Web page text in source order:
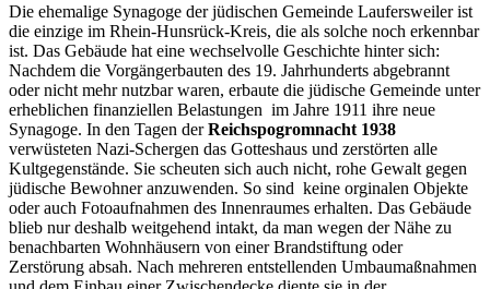
Die ehemalige Synagoge der jüdischen Gemeinde Laufersweiler ist
die einzige im Rhein-Hunsrück-Kreis, die als solche noch erkennbar
ist. Das Gebäude hat eine wechselvolle Geschichte hinter sich:
Nachdem die Vorgängerbauten des 19. Jahrhunderts abgebrannt
oder nicht mehr nutzbar waren, erbaute die jüdische Gemeinde unter
erheblichen finanziellen Belastungen im Jahre 1911 ihre neue
Synagoge. In den Tagen derReichspogromnacht 1938
verwüsteten Nazi-Schergen das Gotteshaus und zerstörten alle
Kultgegenstände. Sie scheuten sich auch nicht, rohe Gewalt gegen
jüdische Bewohner anzuwenden. So sind keine orginalen Objekte
oder auch Fotoaufnahmen des Innenraumes erhalten. Das Gebäude
blieb nur deshalb weitgehend intakt, da man wegen der Nähe zu
benachbarten Wohnhäusern von einer Brandstiftung oder
Zerstörung absah. Nach mehreren entstellenden Umbaumaßnahmen